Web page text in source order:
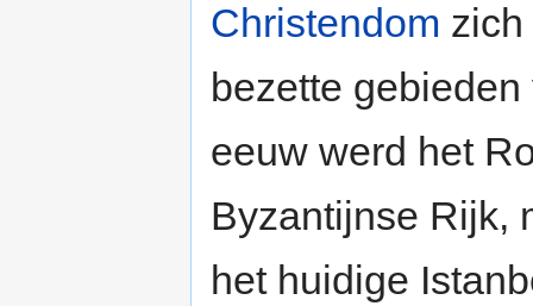
Christendom
bezette
eeuw werd het
Byzantijnse Rijk,
het huidige